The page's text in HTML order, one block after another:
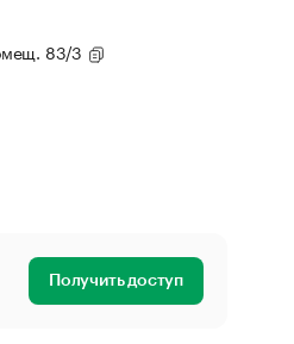
83/3
Получить доступ